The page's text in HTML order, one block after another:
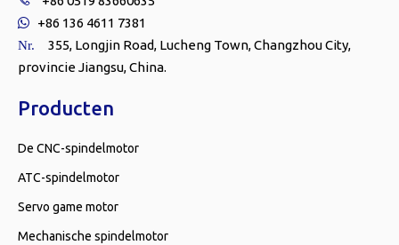
 +86 136 4611 7381
Nr.
355, Longjin Road, Lucheng Town, Changzhou City,
provincie Jiangsu, China.
Producten
De CNC-spindelmotor
ATC-spindelmotor
Servo game motor
Mechanische spindelmotor